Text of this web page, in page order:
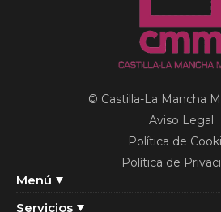
Menú
Servicios
© Castilla-La Mancha
Aviso Legal
Política de
Política de